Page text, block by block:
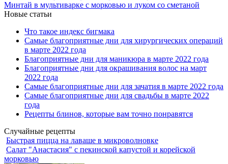
Минтай в мультиварке с морковью и луком со сметаной
Новые статьи
Что такое индекс бигмака
Самые благоприятные дни для хирургических операций
в марте 2022 года
Благоприятные дни для маникюра в марте 2022 года
Благоприятные дни для окрашивания волос на март
2022 года
Самые благоприятные дни для зачатия в марте 2022 года
Самые благоприятные дни для свадьбы в марте 2022
года
Рецепты блинов, которые вам точно понравятся
Случайные рецепты
Быстрая пицца на лаваше в микроволновке
Салат "Анастасия" с пекинской капустой и корейской
морковью